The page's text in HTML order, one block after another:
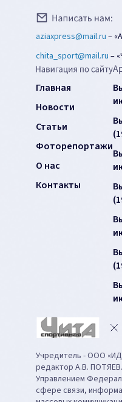
aziaxpress@mail.ru –
chita_sport@mail.ru –
Главная
Новости
Статьи
Фоторепортажи
О нас
Контакты
Учредитель - ООО «ИД
редактор А.В.
Управлением
сфере связи,